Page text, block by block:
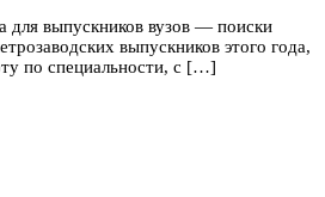
для выпускников вузов — поиски
выпускников этого года,
по специальности, с […]